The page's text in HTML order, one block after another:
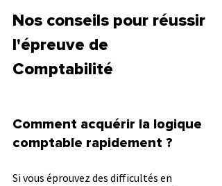
Nos conseils pour réussir
l'épreuve de
Comptabilité
Comment acquérir la logique
comptable rapidement ?
Si vous éprouvez des difficultés en